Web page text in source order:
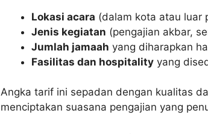
Lokasi acara (dalam kota atau luar
Jenis kegiatan (pengajian akbar,
Jumlah jamaah yang diharapkan
Fasilitas dan hospitalityyang
Angka tarif ini sepadan dengan kualitas
menciptakan suasana pengajian yang